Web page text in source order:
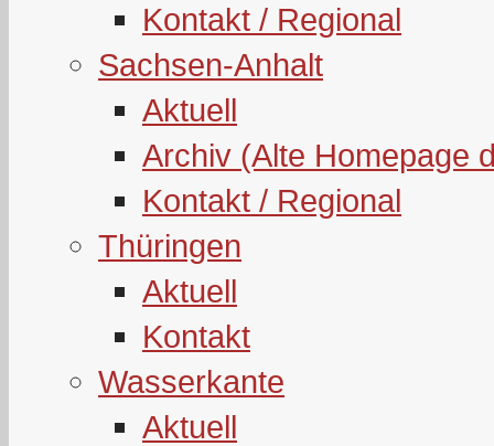
Kontakt / Regional
Sachsen-Anhalt
Aktuell
Archiv (Alte Homepage
Kontakt / Regional
Thüringen
Aktuell
Kontakt
Wasserkante
Aktuell